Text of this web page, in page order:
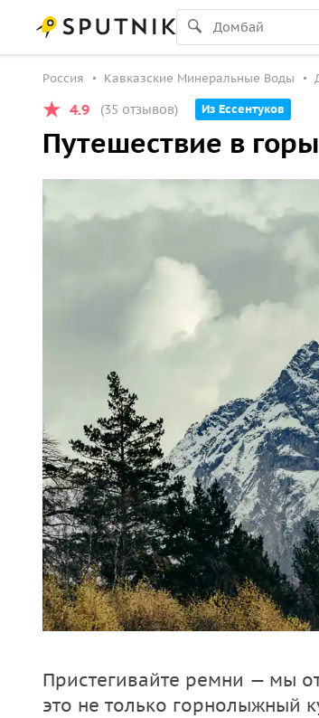
Россия Кавказские Минеральные Воды
4.9 (35 отзывов) Из Ессентуков
Путешествие в
Пристегивайте ремни — мы
это не только горнолыжный